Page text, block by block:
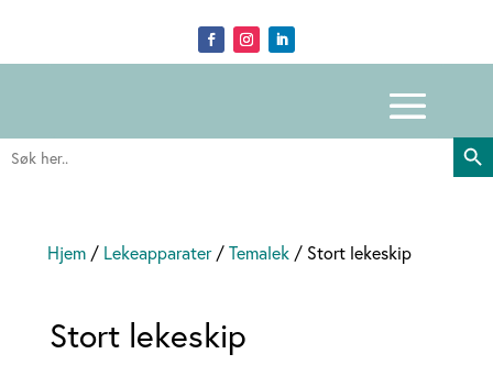
Search
for:
Search
Hjem/ Lekeapparater/Temalek/ Stort lekeskip
Stort lekeskip